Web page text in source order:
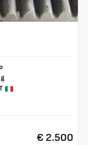
€ 2.500